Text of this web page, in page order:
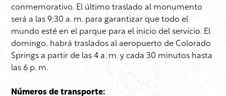
conmemorativo. El último traslado al monumento
será a las 9:30 a. m. para garantizar que todo el
mundo esté en el parque para el inicio del servicio. El
domingo, habrá traslados al aeropuerto de Colorado
Springs a partir de las 4 a. m. y cada 30 minutos hasta
las 6 p. m.
Números de transporte: